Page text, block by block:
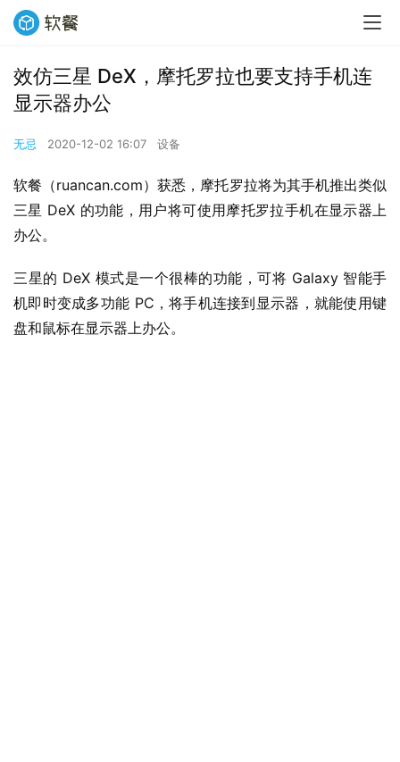
效仿三星 DeX，摩托罗拉也要支持手机连
显示器办公
无忌 2020-12-02 16:07 设备
软餐（ruancan.com）获悉，摩托罗拉将为其手机推出类似
三星 DeX 的功能，用户将可使用摩托罗拉手机在显示器上
办公。
三星的 DeX 模式是一个很棒的功能，可将 Galaxy 智能手
机即时变成多功能 PC，将手机连接到显示器，就能使用键
盘和鼠标在显示器上办公。